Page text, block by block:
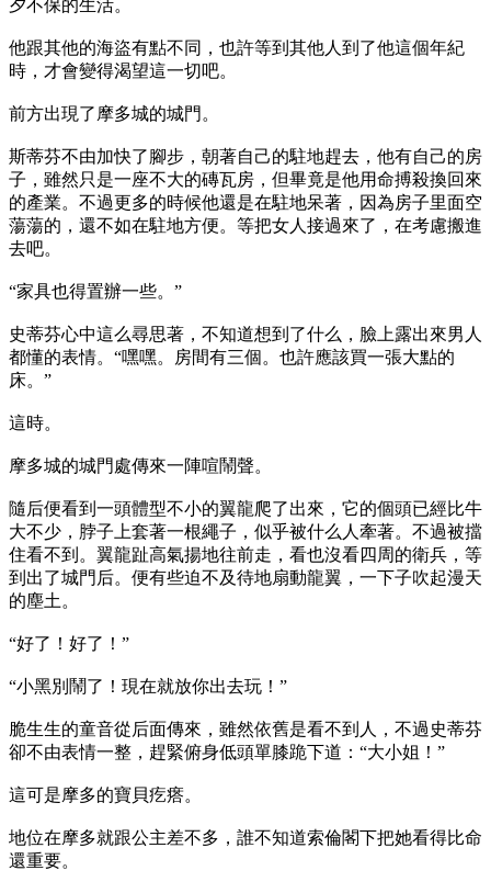
夕不保的生活。
他跟其他的海盜有點不同，也許等到其他人到了他這個年紀
時，才會變得渴望這一切吧。
前方出現了摩多城的城門。
斯蒂芬不由加快了腳步，朝著自己的駐地趕去，他有自己的房
子，雖然只是一座不大的磚瓦房，但畢竟是他用命搏殺換回來
的產業。不過更多的時候他還是在駐地呆著，因為房子里面空
蕩蕩的，還不如在駐地方便。等把女人接過來了，在考慮搬進
去吧。
“家具也得置辦一些。”
史蒂芬心中這么尋思著，不知道想到了什么，臉上露出來男人
都懂的表情。“嘿嘿。房間有三個。也許應該買一張大點的
床。”
這時。
摩多城的城門處傳來一陣喧鬧聲。
隨后便看到一頭體型不小的翼龍爬了出來，它的個頭已經比牛
大不少，脖子上套著一根繩子，似乎被什么人牽著。不過被擋
住看不到。翼龍趾高氣揚地往前走，看也沒看四周的衛兵，等
到出了城門后。便有些迫不及待地扇動龍翼，一下子吹起漫天
的塵土。
“好了！好了！”
“小黑別鬧了！現在就放你出去玩！”
脆生生的童音從后面傳來，雖然依舊是看不到人，不過史蒂芬
卻不由表情一整，趕緊俯身低頭單膝跪下道：“大小姐！”
這可是摩多的寶貝疙瘩。
地位在摩多就跟公主差不多，誰不知道索倫閣下把她看得比命
還重要。